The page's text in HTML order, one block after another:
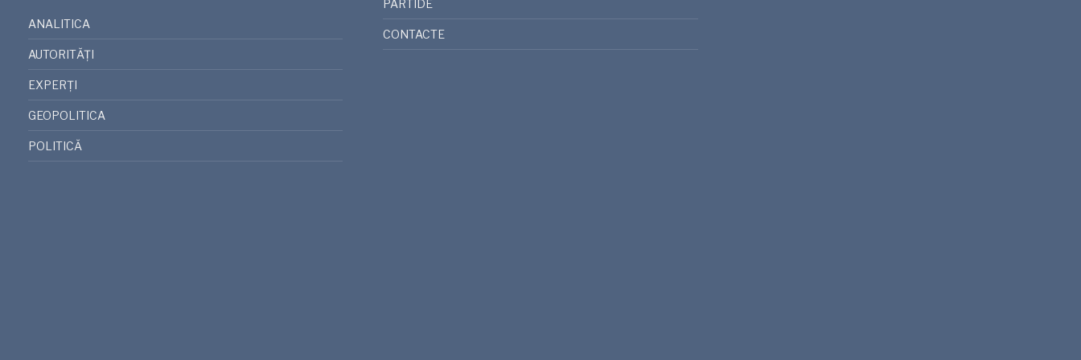
ANALITICA
AUTORITĂȚI
EXPERȚI
GEOPOLITICA
POLITICĂ
PARTIDE
CONTACTE